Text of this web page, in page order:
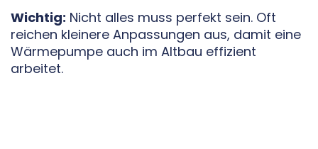
Wichtig: Nicht alles muss perfekt sein. Oft
reichen kleinere Anpassungen aus, damit eine
Wärmepumpe auch im Altbau effizient
arbeitet.